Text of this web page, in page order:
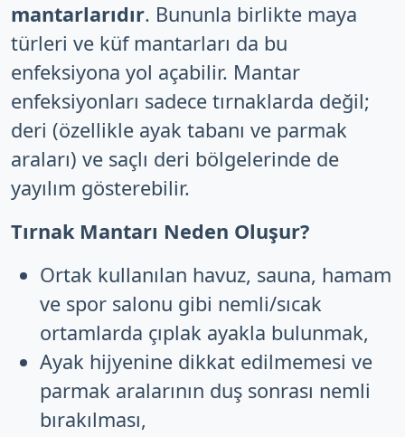
mantarlarıdır. Bununla birlikte maya
türleri ve küf mantarları da bu
enfeksiyona yol açabilir. Mantar
enfeksiyonları sadece tırnaklarda değil;
deri (özellikle ayak tabanı ve parmak
araları) ve saçlı deri bölgelerinde de
yayılım gösterebilir.
Tırnak Mantarı Neden Oluşur?
Ortak kullanılan havuz, sauna, hamam
ve spor salonu gibi nemli/sıcak
ortamlarda çıplak ayakla bulunmak,
Ayak hijyenine dikkat edilmemesi ve
parmak aralarının duş sonrası nemli
bırakılması,